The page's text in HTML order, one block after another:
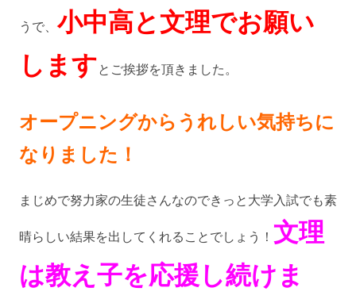
うで、 小中高と文理でお願い
しますとご挨拶を頂きました。
オープニングからうれしい気持ちに
なりました！
まじめで努力家の生徒さんなのできっと大学入試でも素
晴らしい結果を出してくれることでしょう！ 文理
は教え子を応援し続けま